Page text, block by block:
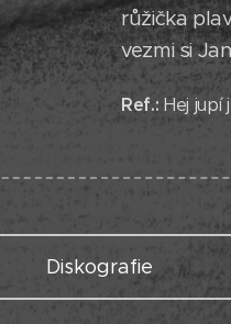
růžička
vezmi si
Ref.: Hej jupí
Diskografie